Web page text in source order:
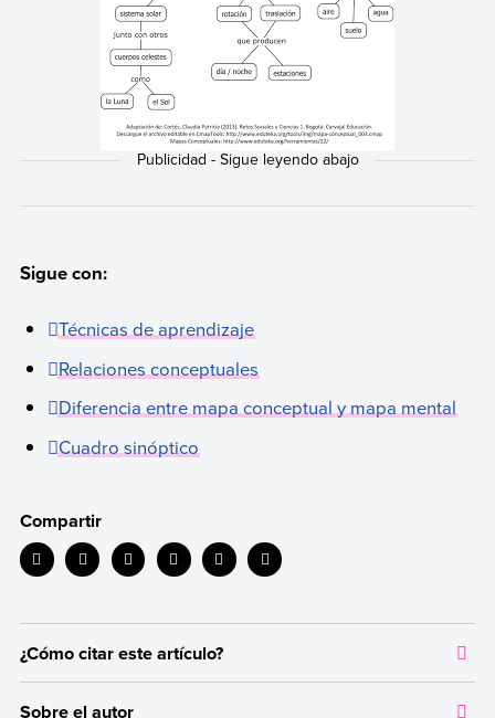
Sigue con:
Técnicas de aprendizaje
Relaciones conceptuales
Diferencia entre mapa conceptual y mapa mental
Cuadro sinóptico
Compartir
¿Cómo citar este artículo?
Sobre el autor